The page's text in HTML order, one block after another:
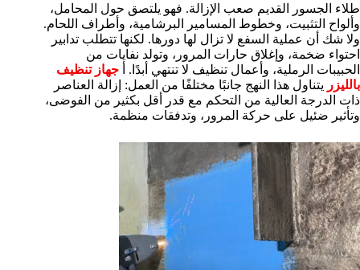
طلاء الجسور القديم صعب الإزالة. فهو يلتصق حول المحامل،
وألواح التثبيت، وخطوط المسامير البرشامية، وأطراف اللحام.
ولا شك أن عملية السفع لا تزال لها دورها. لكنها تتطلب تدابير
احتواء ضخمة، وإغلاق حارات المرور، وتولد نفايات من
الحبيبات الرملية، وأعمال تنظيف لا تنتهي أبدًا. أ جهاز تنظيف
بالليزر يتناول هذا النهج جانبًا مختلفًا من العمل: إزالة العناصر
ذات الدرجة العالية من التحكم مع قدر أقل بكثير من الفوضى،
وتأثير ضئيل على حركة المرور، وتدفقات منظمة.